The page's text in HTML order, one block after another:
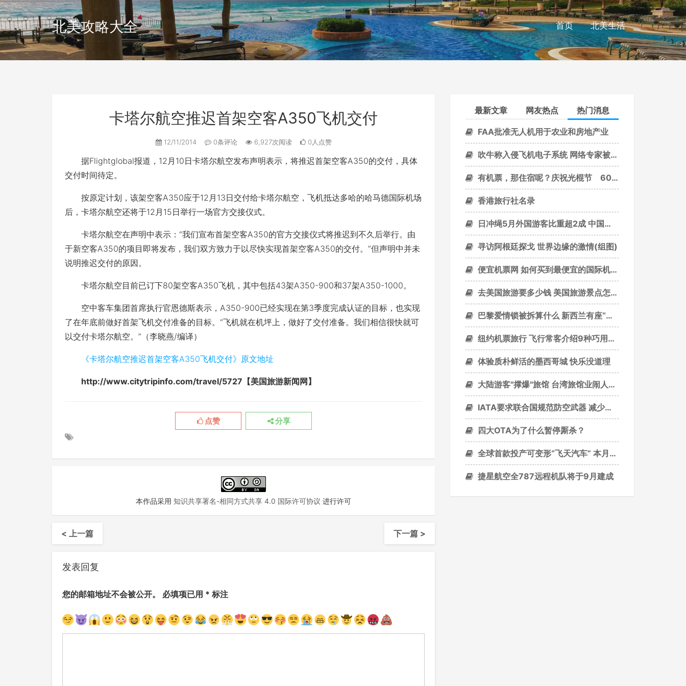
北美攻略大全 首页 北美生活
卡塔尔航空推迟首架空客A350飞机交付
12/11/2014 0条评论 6,927次阅读 0人点赞
据Flightglobal报道，12月10日卡塔尔航空发布声明表示，将推迟首架空客A350的交付，具体
交付时间待定。
按原定计划，该架空客A350应于12月13日交付给卡塔尔航空，飞机抵达多哈的哈马德国际机场
后，卡塔尔航空还将于12月15日举行一场官方交接仪式。
卡塔尔航空在声明中表示：“我们宣布首架空客A350的官方交接仪式将推迟到不久后举行。由
于新空客A350的项目即将发布，我们双方致力于以尽快实现首架空客A350的交付。”但声明中并未
说明推迟交付的原因。
卡塔尔航空目前已订下80架空客A350飞机，其中包括43架A350-900和37架A350-1000。
空中客车集团首席执行官恩德斯表示，A350-900已经实现在第3季度完成认证的目标，也实现
了在年底前做好首架飞机交付准备的目标。“飞机就在机坪上，做好了交付准备。我们相信很快就可
以交付卡塔尔航空。”（李晓燕/编译）
《卡塔尔航空推迟首架空客A350飞机交付》原文地址
http://www.citytripinfo.com/travel/5727【美国旅游新闻网】
点赞 分享
本作品采用 知识共享署名-相同方式共享 4.0 国际许可协议 进行许可
< 上一篇 下一篇 >
发表回复
您的邮箱地址不会被公开。 必填项已用 * 标注
最新文章 网友热点 热门消息
FAA批准无人机用于农业和房地产业
吹牛称入侵飞机电子系统 网络专家被美联航禁飞
有机票，那住宿呢？庆祝光棍节 60座城市全面下杀5折
香港旅行社名录
日冲绳5月外国游客比重超2成 中国游客增多是主因
寻访阿根廷探戈 世界边缘的激情(组图)
便宜机票网 如何买到最便宜的国际机票？
去美国旅游要多少钱 美国旅游景点怎样收费？看了让人羡慕嫉妒恨
巴黎爱情锁被拆算什么 新西兰有座“胸罩栅栏”
纽约机票旅行 飞行常客介绍9种巧用航空里程积分订机票
体验质朴鲜活的墨西哥城 快乐没道理
大陆游客"撑爆"旅馆 台湾旅馆业闹人才荒
IATA要求联合国规范防空武器 减少对民机威胁
四大OTA为了什么暂停厮杀？
全球首款投产可变形“飞天汽车” 本月揭幕
捷星航空全787远程机队将于9月建成